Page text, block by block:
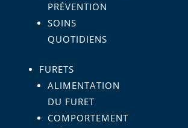
PRÉVENTION
SOINS
QUOTIDIENS
FURETS
ALIMENTATION
DU FURET
COMPORTEMENT